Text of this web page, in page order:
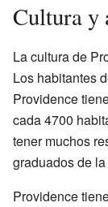
Cultura y
La cultura de
Los habitantes
Providence
cada 4700
tener muchos
graduados de
Providence